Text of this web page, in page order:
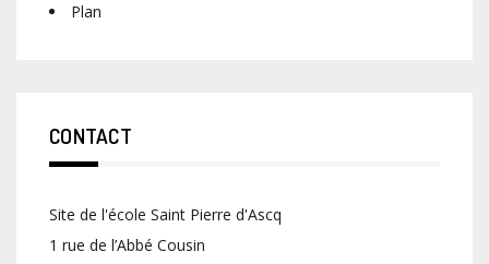
Plan
CONTACT
Site de l'école Saint Pierre d'Ascq
1 rue de l’Abbé Cousin